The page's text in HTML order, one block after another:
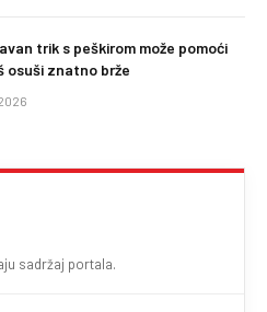
trik s peškirom može pomoći
osuši znatno brže
sadržaj portala.